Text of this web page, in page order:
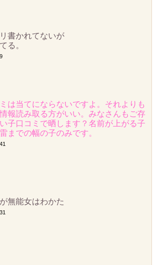
書かれてないが
る。
は当てにならないですよ。それよりも
報読み取る方がいい。みなさんもご存
子口コミで晒します？名前が上がる子
までの幅の子のみです。
無能女はわかた